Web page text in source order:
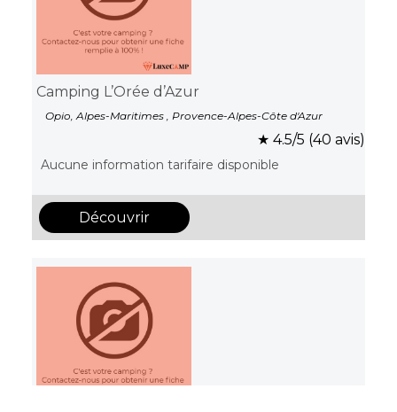
Camping L’Orée d’Azur
Opio, Alpes-Maritimes , Provence-Alpes-Côte d'Azur
★ 4.5/5 (40 avis)
Aucune information tarifaire disponible
Découvrir